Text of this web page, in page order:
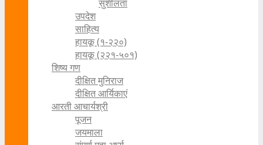
सुशीलता
उपदेश
साहित्य
हायकू (१‍-२२०)
हायकू (२२१-५०१)
शिष्य गण
दीक्षित मुनिराज
दीक्षित आर्यिकाएं
आरती आचार्यश्री
पूजन
जयमाला